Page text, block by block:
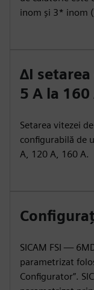
inom și 3* inom
∆I
5 A la 160
Setarea vitezei
configurabilă de
A, 120 A, 160 A.
SICAM FSI —
parametrizat
Configurator”.